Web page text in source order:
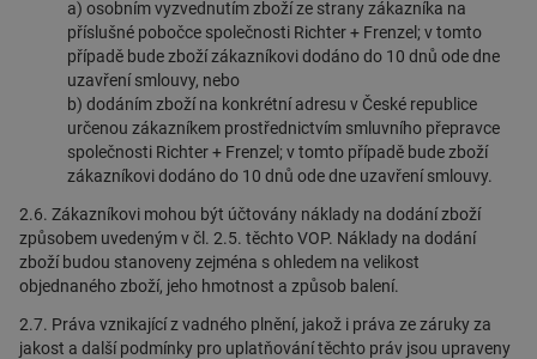
a) osobním vyzvednutím zboží ze strany zákazníka na
příslušné pobočce společnosti Richter + Frenzel; v tomto
případě bude zboží zákazníkovi dodáno do 10 dnů ode dne
uzavření smlouvy, nebo
b) dodáním zboží na konkrétní adresu v České republice
určenou zákazníkem prostřednictvím smluvního přepravce
společnosti Richter + Frenzel; v tomto případě bude zboží
zákazníkovi dodáno do 10 dnů ode dne uzavření smlouvy.
2.6. Zákazníkovi mohou být účtovány náklady na dodání zboží
způsobem uvedeným v čl. 2.5. těchto VOP. Náklady na dodání
zboží budou stanoveny zejména s ohledem na velikost
objednaného zboží, jeho hmotnost a způsob balení.
2.7. Práva vznikající z vadného plnění, jakož i práva ze záruky za
jakost a další podmínky pro uplatňování těchto práv jsou upraveny